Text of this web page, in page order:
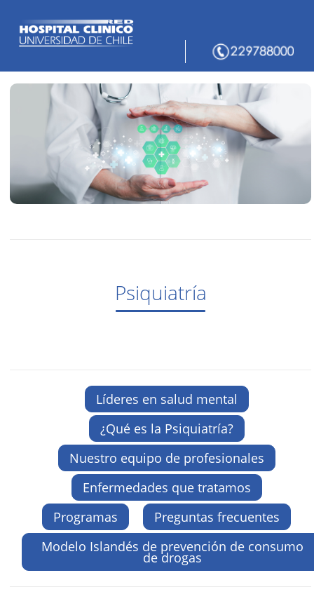
Psiquiatría
Líderes en salud mental
¿Qué es la Psiquiatría?
Nuestro equipo de profesionales
Enfermedades que tratamos
Programas
Preguntas frecuentes
Modelo Islandés de prevención de consumo
de drogas